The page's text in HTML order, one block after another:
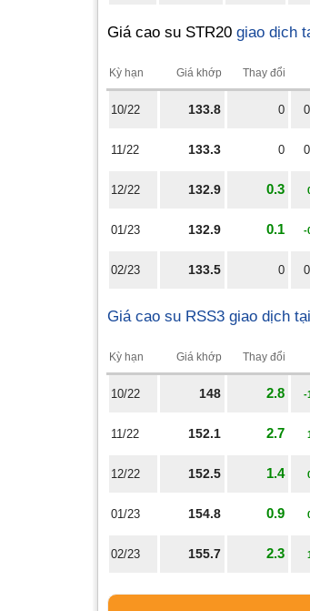
Giá cao su STR20 giao dịch
Kỳ hạn Giá khớp Thay đổi
10/22 133.8 0
11/22 133.3 0
12/22 132.9 0.3
01/23 132.9 0.1 -
02/23 133.5 0
Giá cao su RSS3 giao dịch
Kỳ hạn Giá khớp Thay đổi
10/22 148 2.8 -
11/22 152.1 2.7
12/22 152.5 1.4
01/23 154.8 0.9
02/23 155.7 2.3